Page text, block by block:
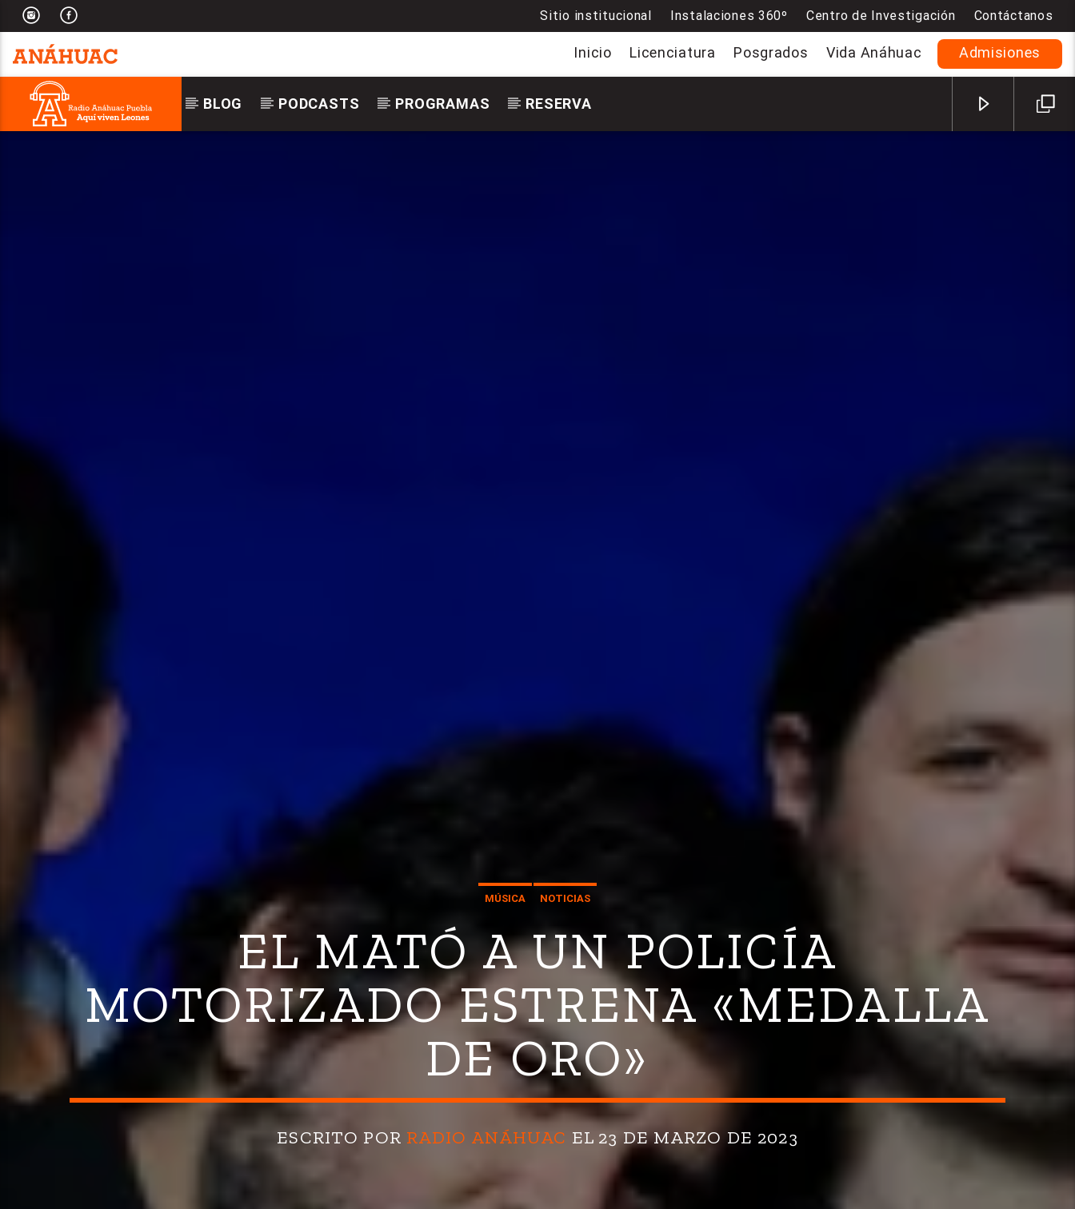
Contáctanos
Centro de Investigación
Instalaciones 360º
Sitio institucional
Inicio Licenciatura Posgrados Vida Anáhuac Admisiones
BLOG PODCASTS PROGRAMAS RESERVA
MÚSICA NOTICIAS
EL MATÓ A UN POLICÍA
MOTORIZADO ESTRENA «MEDALLA
DE ORO»
ESCRITO POR RADIO ANÁHUAC EL 23 DE MARZO DE 2023